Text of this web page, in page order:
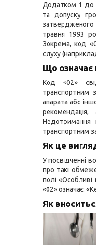
Додатком 1 до
та допуску
травня 1993
Зокрема, код
слуху
Що означає
Код «02»
транспортним
апарата або
Недотримання
транспортним
Як це
У посвідченні
про такі
полі
«02» означає:
Як